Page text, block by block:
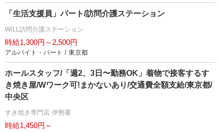
「生活支援員」パート/訪問介護ステーション
WiLL訪問介護ステーション
時給1,300円～2,500円
アルバイト・パート / 東京都
ホールスタッフ/「週2、3日〜勤務OK」着物で接客するす
き焼き屋/Wワーク可!まかないあり/交通費全額支給/東京都/
中央区
すき焼き専門店 伊勢重
時給1,450円～